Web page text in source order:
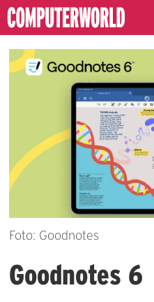
Foto: Goodnotes
Goodnotes 6